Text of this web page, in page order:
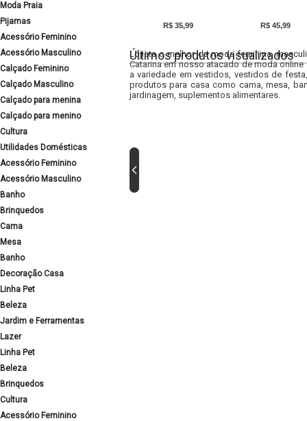
Moda Praia
Pijamas
Acessório Feminino
Acessório Masculino
Calçado Feminino
Calçado Masculino
Calçado para menina
Calçado para menino
Cultura
Utilidades Domésticas
Acessório Feminino
Acessório Masculino
Banho
Brinquedos
Cama
Mesa
Banho
Decoração Casa
Linha Pet
Beleza
Jardim e Ferramentas
Lazer
Linha Pet
Beleza
Brinquedos
Cultura
Acessório Feminino
R$ 35,99 R$ 45,99
Últimos produtos visualizados
Lojista o melhor da moda feminina,
Catarina em nosso atacado de moda
a variedade em vestidos, vestidos de
produtos para casa como cama, mesa,
jardinagem, suplementos alimentares.